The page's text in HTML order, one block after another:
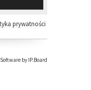
prywatności
by IP.Board